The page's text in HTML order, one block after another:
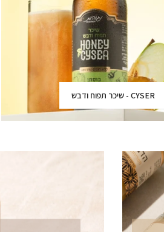
CYSER - שיכר תפוח ודבש